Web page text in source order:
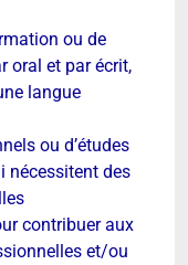
ou de
oral et par écrit,
langue
ou d’études
nécessitent des
contribuer aux
et/ou